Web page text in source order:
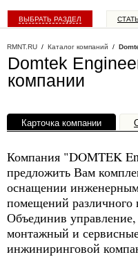
ВЫБРАТЬ РАЗДЕЛ
RMNT.RU / Каталог компаний /
Domtek
компании
Карточка компании
Компания "DOMTEK
предложить Вам
оснащении
помещений различного
Объединив
монтажный и
инжиниринговой